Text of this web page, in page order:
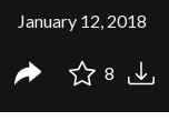
January 12, 2018
8